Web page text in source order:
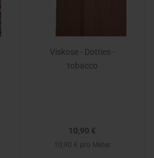
Viskose - Dotties -
tobacco
10,90 €
10,90 € pro Meter